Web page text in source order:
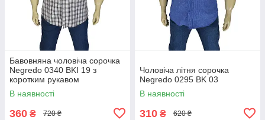
Бавовняна чоловіча сорочка
Negredo 0340 BKI 19 з
коротким рукавом
В наявності
360 ₴ 720 ₴
Чоловіча літня сорочка
Negredo 0295 BK 03
В наявності
310 ₴ 620 ₴